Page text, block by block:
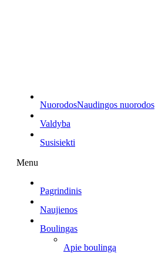
NuorodosNaudingos nuorodos
Valdyba
Susisiekti
Menu
Pagrindinis
Naujienos
Boulingas
Apie boulingą